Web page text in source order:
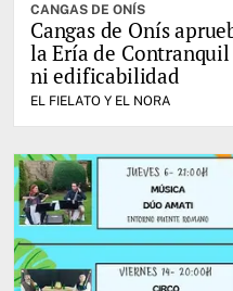
CANGAS DE ONÍS
Cangas de Onís
la Ería de
ni edificabilidad
EL FIELATO Y EL NORA